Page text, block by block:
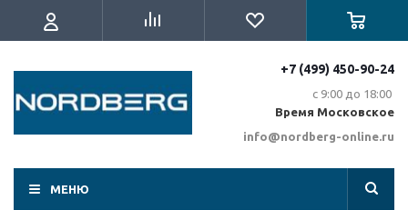
+7 (499) 450-90-24
с 9:00 до 18:00
Время Московское
info@nordberg-online.ru
МЕНЮ